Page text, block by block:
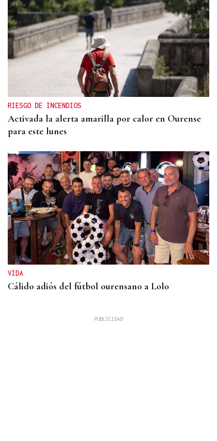
RIESGO DE INCENDIOS
Activada la alerta amarilla por calor en Ourense
para este lunes
VIDA
Cálido adiós del fútbol ourensano a Lolo